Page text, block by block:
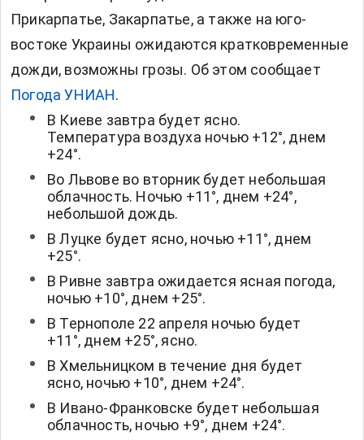
Прикарпатье, Закарпатье, а также на юго-
востоке Украины ожидаются кратковременные
дожди, возможны грозы. Об этом сообщает
Погода УНИАН.
В Киеве завтра будет ясно.
Температура воздуха ночью +12°, днем
+24°.
Во Львове во вторник будет небольшая
облачность. Ночью +11°, днем +24°,
небольшой дождь.
В Луцке будет ясно, ночью +11°, днем
+25°.
В Ривне завтра ожидается ясная погода,
ночью +10°, днем +25°.
В Тернополе 22 апреля ночью будет
+11°, днем +25°, ясно.
В Хмельницком в течение дня будет
ясно, ночью +10°, днем +24°.
В Ивано-Франковске будет небольшая
облачность, ночью +9°, днем +24°.